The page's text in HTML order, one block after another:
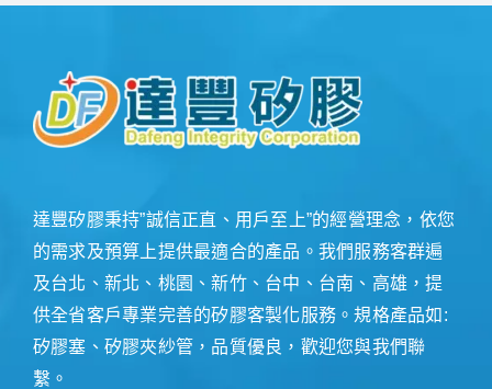
達豐矽膠秉持”誠信正直、用戶至上”的經營理念，依您
的需求及預算上提供最適合的產品。我們服務客群遍
及台北、新北、桃園、新竹、台中、台南、高雄，提
供全省客戶專業完善的矽膠客製化服務。規格產品如:
矽膠塞、矽膠夾紗管，品質優良，歡迎您與我們聯
繫。